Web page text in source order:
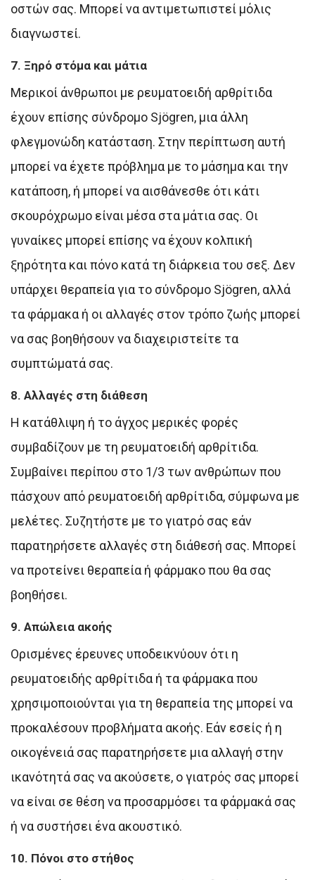
οστών σας. Μπορεί να αντιμετωπιστεί μόλις
διαγνωστεί.
7. Ξηρό στόμα και μάτια
Μερικοί άνθρωποι με ρευματοειδή αρθρίτιδα
έχουν επίσης σύνδρομο Sjögren, μια άλλη
φλεγμονώδη κατάσταση. Στην περίπτωση αυτή
μπορεί να έχετε πρόβλημα με το μάσημα και την
κατάποση, ή μπορεί να αισθάνεσθε ότι κάτι
σκουρόχρωμο είναι μέσα στα μάτια σας. Οι
γυναίκες μπορεί επίσης να έχουν κολπική
ξηρότητα και πόνο κατά τη διάρκεια του σεξ. Δεν
υπάρχει θεραπεία για το σύνδρομο Sjögren, αλλά
τα φάρμακα ή οι αλλαγές στον τρόπο ζωής μπορεί
να σας βοηθήσουν να διαχειριστείτε τα
συμπτώματά σας.
8. Αλλαγές στη διάθεση
Η κατάθλιψη ή το άγχος μερικές φορές
συμβαδίζουν με τη ρευματοειδή αρθρίτιδα.
Συμβαίνει περίπου στο 1/3 των ανθρώπων που
πάσχουν από ρευματοειδή αρθρίτιδα, σύμφωνα με
μελέτες. Συζητήστε με το γιατρό σας εάν
παρατηρήσετε αλλαγές στη διάθεσή σας. Μπορεί
να προτείνει θεραπεία ή φάρμακο που θα σας
βοηθήσει.
9. Απώλεια ακοής
Ορισμένες έρευνες υποδεικνύουν ότι η
ρευματοειδής αρθρίτιδα ή τα φάρμακα που
χρησιμοποιούνται για τη θεραπεία της μπορεί να
προκαλέσουν προβλήματα ακοής. Εάν εσείς ή η
οικογένειά σας παρατηρήσετε μια αλλαγή στην
ικανότητά σας να ακούσετε, ο γιατρός σας μπορεί
να είναι σε θέση να προσαρμόσει τα φάρμακά σας
ή να συστήσει ένα ακουστικό.
10. Πόνοι στο στήθος